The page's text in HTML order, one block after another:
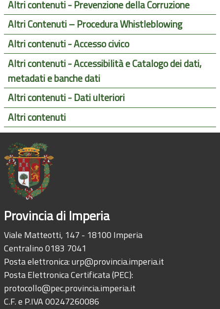
Altri contenuti - Prevenzione della Corruzione
Altri Contenuti – Procedura Whistleblowing
Altri contenuti - Accesso civico
Altri contenuti - Accessibilità e Catalogo dei dati,
metadati e banche dati
Altri contenuti - Dati ulteriori
Altri contenuti
Provincia di Imperia
Viale Matteotti, 147 - 18100 Imperia
Centralino 0183 7041
Posta elettronica:urp@provincia.imperia.it
Posta Elettronica Certificata (PEC):
protocollo@pec.provincia.imperia.it
C.F. e P.IVA 00247260086